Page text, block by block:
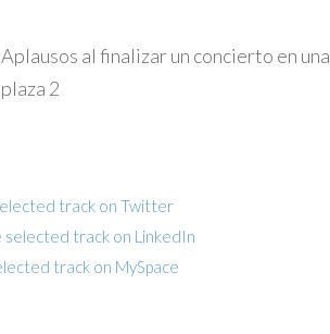
Aplausos al finalizar un concierto en una
plaza 2